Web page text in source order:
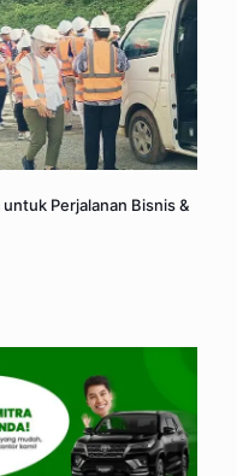
Perjalanan Bisnis &